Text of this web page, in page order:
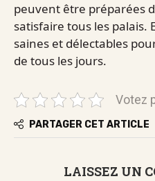
peuvent être préparées
satisfaire tous les palais.
saines et délectables
de tous les jours.
Votez
PARTAGER CET ARTICLE
LAISSEZ UN